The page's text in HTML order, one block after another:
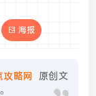
海报
攻略网
原创文